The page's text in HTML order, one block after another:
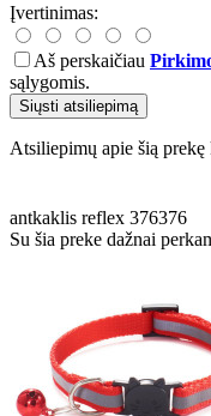
Įvertinimas:
Aš perskaičiau
sąlygomis.
Siųsti atsiliepimą
Atsiliepimų apie šią prekę
antkaklis reflex 376376
Su šia preke dažnai